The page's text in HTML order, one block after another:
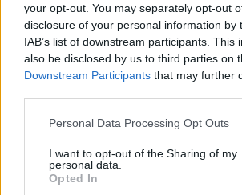
your opt-out. You may separately opt-out
disclosure of your personal information by
IAB’s list of downstream participants. This
also be disclosed by us to third parties on
Downstream Participants that may further
Please note that this website/app uses
not limited to your visit or usage behaviour.
grant or deny consent to Google and its
use your data for below specified
Personal Data Processing Opt Outs
I want to opt-out of the Sharing of my
personal data.
Opted In